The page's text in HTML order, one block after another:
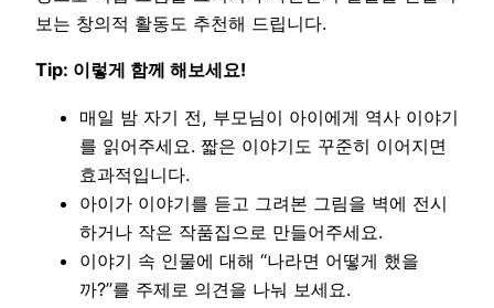
보는 창의적 활동도 추천해 드립니다.
Tip: 이렇게 함께 해보세요!
매일 밤 자기 전, 부모님이 아이에게 역사 이야기
를 읽어주세요. 짧은 이야기도 꾸준히 이어지면
효과적입니다.
아이가 이야기를 듣고 그려본 그림을 벽에 전시
하거나 작은 작품집으로 만들어주세요.
이야기 속 인물에 대해 “나라면 어떻게 했을
까?”를 주제로 의견을 나눠 보세요.